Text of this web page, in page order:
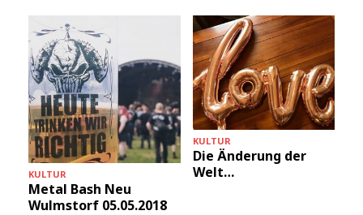
KULTUR
Metal Bash Neu
Wulmstorf 05.05.2018
KULTUR
Die Änderung der
Welt…